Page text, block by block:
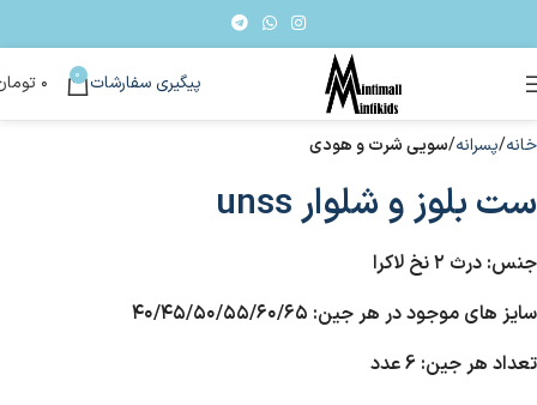
پیگیری سفارشات 0 ۰
خانه پسرانه سویی شرت و هودی
ست بلوز و شلوار unss
جنس: درث ۲ نخ لاکرا
سایز های موجود در هر جین: ۴۰/۴۵/۵۰/۵۵/۶۰/۶۵
تعداد هر جین: 6 عدد